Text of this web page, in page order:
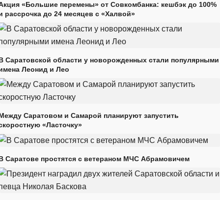
«Большие перемены» от Совкомбанка: кешбэк до 100%
рассрочка до 24 месяцев с «Халвой»
Саратовской области у новорожденных стали популярными
Леонид и Лео
Саратовом и Самарой планируют запустить
«Ласточку»
Саратове простятся с ветераном МЧС Абрамовичем